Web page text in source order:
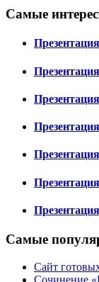
Самые
Самые
Сайт
Сочинение